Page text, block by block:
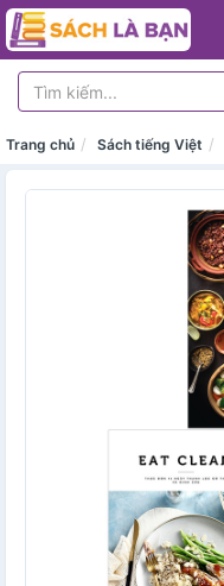
Trang chủ Sách tiếng Việt